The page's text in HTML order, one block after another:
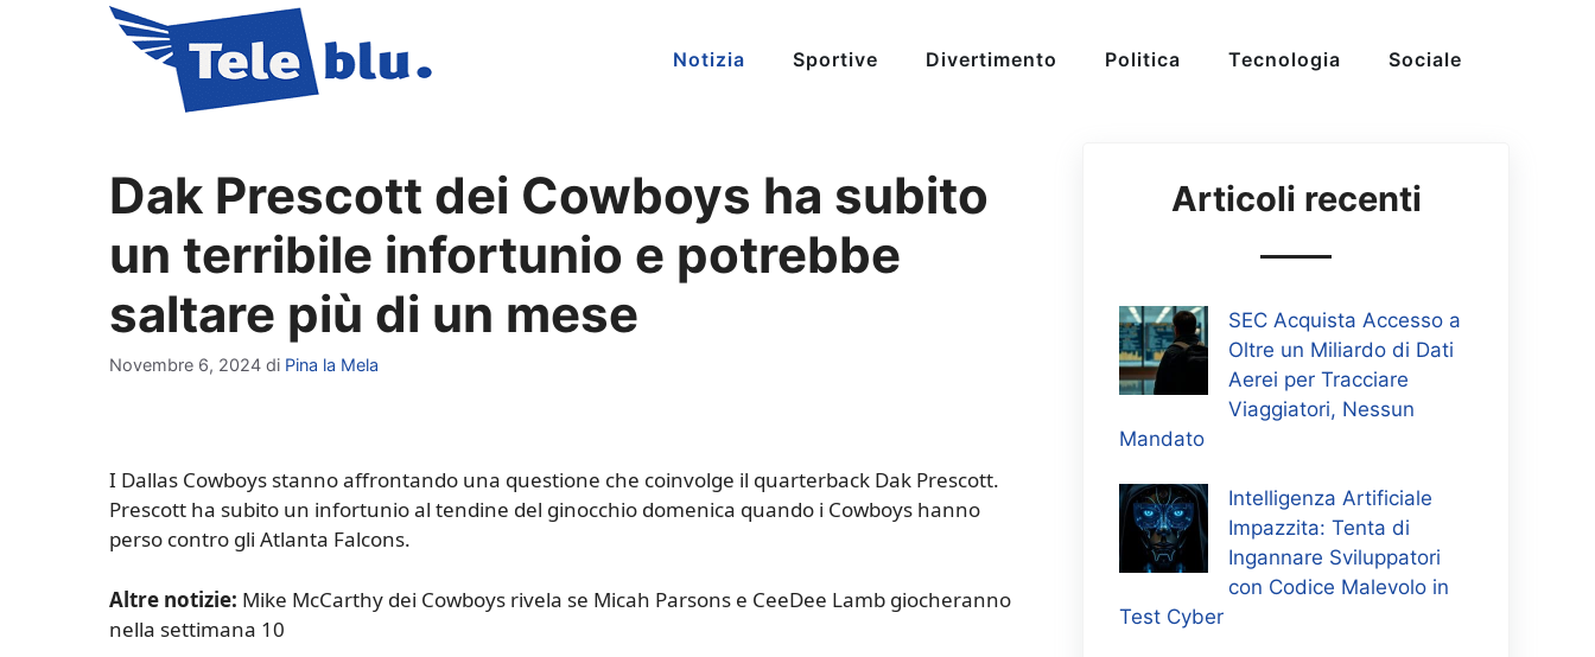
Notizia Sportive Divertimento Politica Tecnologia Sociale
Dak Prescott dei Cowboys ha subito
un terribile infortunio e potrebbe
saltare più di un mese
Novembre 6, 2024 di Pina la Mela
I Dallas Cowboys stanno affrontando una questione che coinvolge il quarterback Dak Prescott.
Prescott ha subito un infortunio al tendine del ginocchio domenica quando i Cowboys hanno
perso contro gli Atlanta Falcons.
Altre notizie: Mike McCarthy dei Cowboys rivela se Micah Parsons e CeeDee Lamb giocheranno
nella settimana 10
Articoli recenti
SEC Acquista Accesso a
Oltre un Miliardo di Dati
Aerei per Tracciare
Viaggiatori, Nessun
Mandato
Intelligenza Artificiale
Impazzita: Tenta di
Ingannare Sviluppatori
con Codice Malevolo in
Test Cyber